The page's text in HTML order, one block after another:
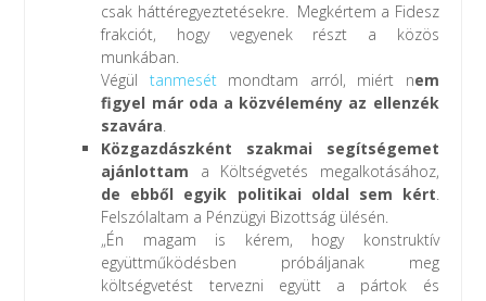
csak háttéregyeztetésekre. Megkértem a Fidesz
frakciót, hogy vegyenek részt a közös
munkában.
Végül tanmesét mondtam arról, miért nem
figyel már oda a közvélemény az ellenzék
szavára.
Közgazdászként szakmai segítségemet
ajánlottam a Költségvetés megalkotásához,
de ebből egyik politikai oldal sem kért.
Felszólaltam a Pénzügyi Bizottság ülésén.
„Én magam is kérem, hogy konstruktív
együttműködésben próbáljanak meg
költségvetést tervezni együtt a pártok és